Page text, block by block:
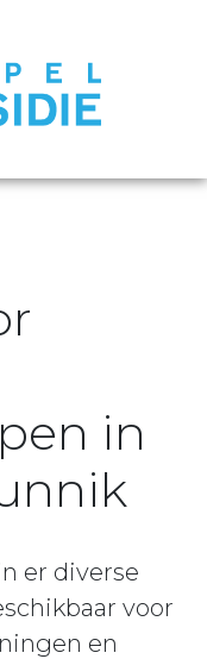
in
er diverse
voor
en